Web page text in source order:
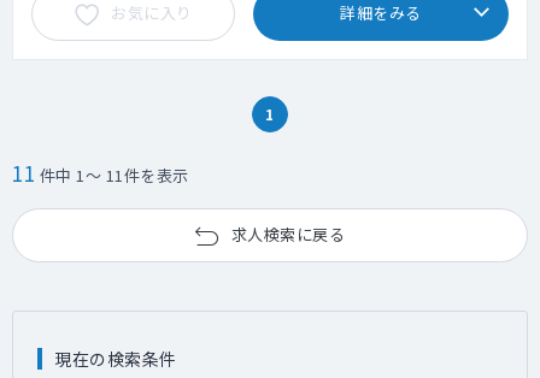
お気に入り 詳細をみる
1
11 件中 1～ 11件を表示
求人検索に戻る
現在の検索条件